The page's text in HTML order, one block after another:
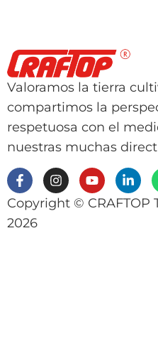
Valoramos la tierra
compartimos la
respetuosa con el
nuestras muchas
Copyright © CRAFTOP
2026